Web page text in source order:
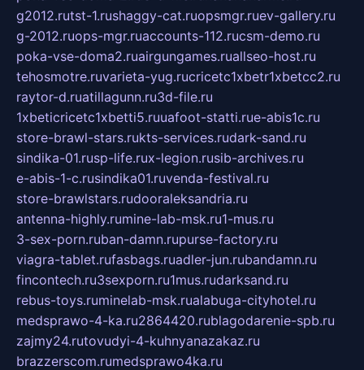
g2012.rutst-1.rushaggy-cat.ruopsmgr.ruev-gallery.ru
g-2012.ruops-mgr.ruaccounts-112.rucsm-demo.ru
poka-vse-doma2.ruairgungames.ruallseo-host.ru
tehosmotre.ruvarieta-yug.rucricetc1xbetr1xbetcc2.ru
raytor-d.ruatillagunn.ru3d-file.ru
1xbeticricetc1xbetti5.ruuafoot-statti.rue-abis1c.ru
store-brawl-stars.rukts-services.rudark-sand.ru
sindika-01.rusp-life.rux-legion.rusib-archives.ru
e-abis-1-c.rusindika01.ruvenda-festival.ru
store-brawlstars.rudooraleksandria.ru
antenna-highly.rumine-lab-msk.ru1-mus.ru
3-sex-porn.ruban-damn.rupurse-factory.ru
viagra-tablet.rufasbags.ruadler-jun.rubandamn.ru
fincontech.ru3sexporn.ru1mus.rudarksand.ru
rebus-toys.ruminelab-msk.rualabuga-cityhotel.ru
medsprawo-4-ka.ru2864420.rublagodarenie-spb.ru
zajmy24.rutovudyi-4-kuhnyanazakaz.ru
brazzerscom.rumedsprawo4ka.ru